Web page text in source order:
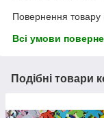
Повернення товару
Всі умови
Подібні товари